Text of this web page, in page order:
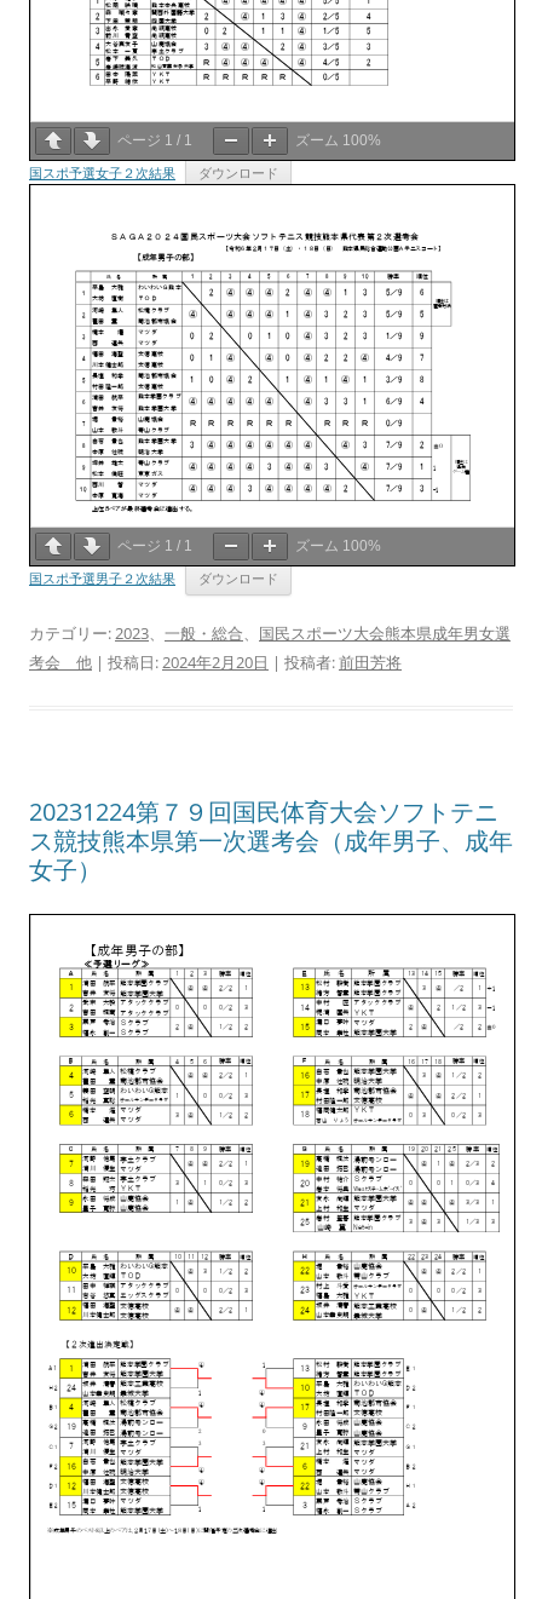
ページ 1 / 1 ズーム 100%
国スポ予選女子２次結果 ダウンロード
ページ 1 / 1 ズーム 100%
国スポ予選男子２次結果 ダウンロード
カテゴリー:2023、 一般・総合、 国民スポーツ大会熊本県成年男女選
考会 他 | 投稿日:2024年2月20日 | 投稿者:前田芳将
20231224第７９回国民体育大会ソフトテニ
ス競技熊本県第一次選考会（成年男子、成年
女子）